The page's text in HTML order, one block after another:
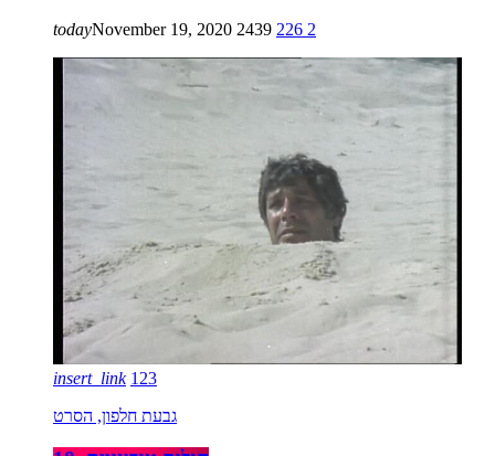
todayNovember 19, 2020 2439 226 2
insert_link 123
גבעת חלפון, הסרט